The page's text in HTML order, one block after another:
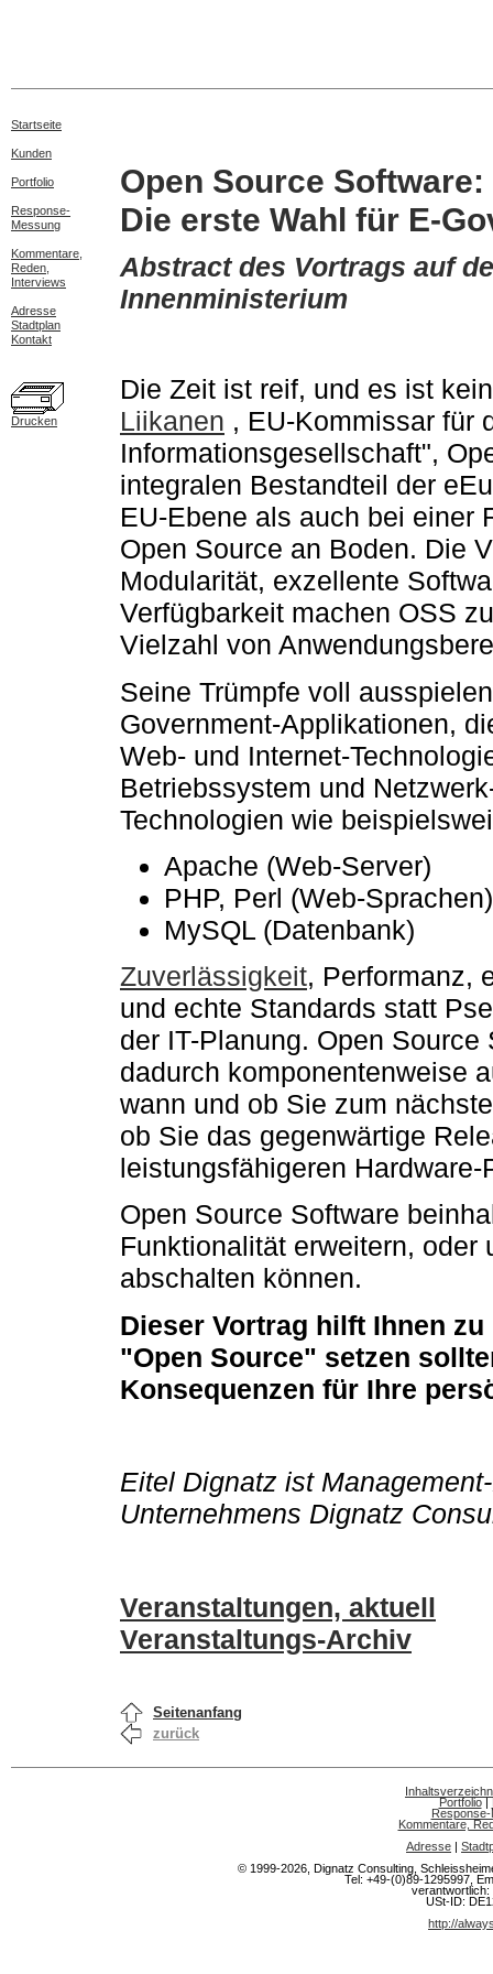
Startseite
Kunden
Portfolio
Response-
Messung
Kommentare,
Reden,
Interviews
Adresse
Stadtplan
Kontakt
Drucken
Open Source Software:
Die erste Wahl für E-
Abstract des Vortrags auf
Innenministerium
Die Zeit ist reif, und es ist
Liikanen , EU-Kommissar für
Informationsgesellschaft",
integralen Bestandteil der
EU-Ebene als auch bei einer
Open Source an Boden. Die
Modularität, exzellente
Verfügbarkeit machen OSS
Vielzahl von
Seine Trümpfe voll
Government-Applikationen,
Web- und Internet-
Betriebssystem und
Technologien wie
Apache (Web-Server)
PHP, Perl (Web-Sprachen)
MySQL (Datenbank)
Zuverlässigkeit, Performanz,
und echte Standards statt
der IT-Planung. Open
dadurch komponentenweise
wann und ob Sie zum
ob Sie das gegenwärtige
leistungsfähigeren
Open Source Software
Funktionalität erweitern, oder
abschalten können.
Dieser Vortrag hilft Ihnen
"Open Source" setzen
Konsequenzen für Ihre
Eitel Dignatz ist
Unternehmens Dignatz
Veranstaltungen, aktuell
Veranstaltungs-Archiv
Seitenanfang
zurück
Portfolio|
Kommentare,
Adresse |
© 1999-2026, Dignatz Consulting,
Tel: +49-(0)89-1295997,
verantwortlich:
USt-ID:
http://